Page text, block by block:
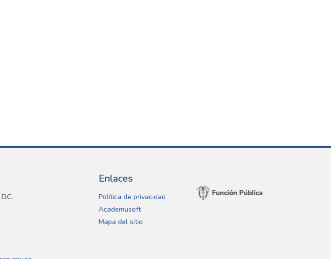
Enlaces
Política de privacidad
Academusoft
Mapa del sitio